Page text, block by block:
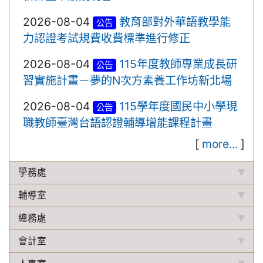
2026-08-04
公告
教育部對外華語教學能
力認證考試規費收費標準進行修正
2026-08-04
公告
115年度教師專業成長研
習實施計畫－夢的N次方素養工作坊新北場
2026-08-04
公告
115學年度國民中小學現
職教師臺灣台語認證輔導增能課程計畫
[ more... ]
學務處
輔導室
總務處
會計室